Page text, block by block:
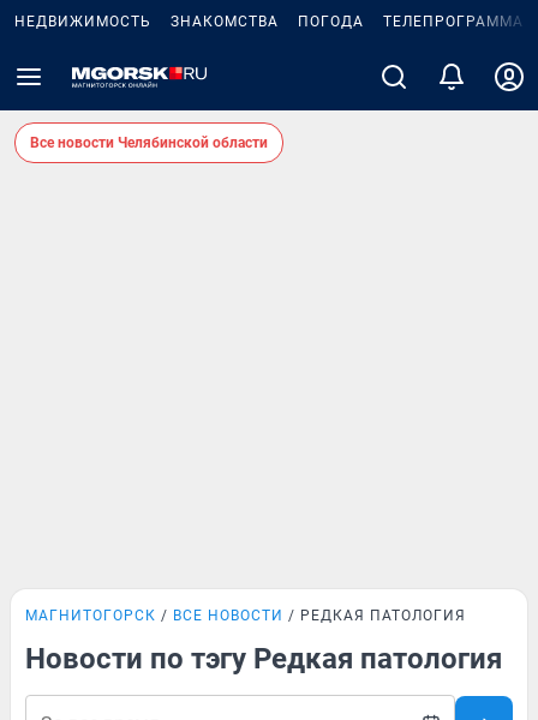
НЕДВИЖИМОСТЬ ЗНАКОМСТВА ПОГОДА ТЕЛЕПРОГРАММА
Все новости Челябинской области
МАГНИТОГОРСК ВСЕ НОВОСТИ РЕДКАЯ ПАТОЛОГИЯ
Новости по тэгу Редкая патология